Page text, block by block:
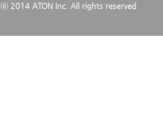
ⓒ 2014 ATON Inc. All rights reserved